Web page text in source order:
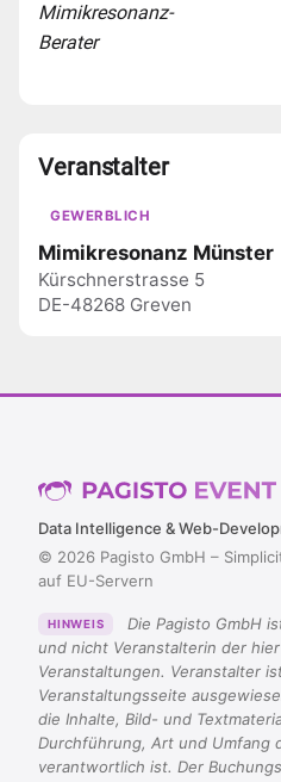
Mimikresonanz-
Berater
Veranstalter
GEWERBLICH
Mimikresonanz Münster
Kürschnerstrasse 5
DE-48268 Greven
Data Intelligence & Web-
© 2026 Pagisto GmbH –
auf EU-Servern
HINWEIS
Die Pagisto GmbH
und nicht Veranstalterin der
Veranstaltungen. Veranstalter
Veranstaltungsseite
die Inhalte, Bild- und
Durchführung, Art und Umfang
verantwortlich ist. Der